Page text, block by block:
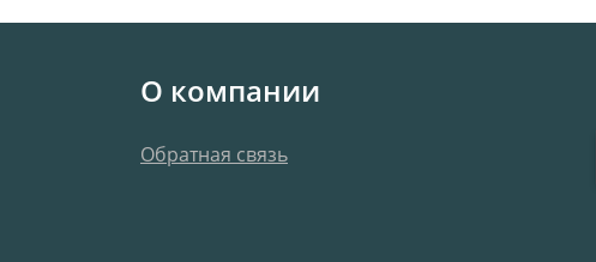
О компании
Обратная связь